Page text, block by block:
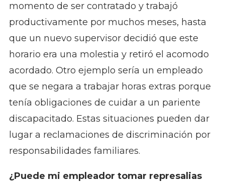
momento de ser contratado y trabajó
productivamente por muchos meses, hasta
que un nuevo supervisor decidió que este
horario era una molestia y retiró el acomodo
acordado. Otro ejemplo sería un empleado
que se negara a trabajar horas extras porque
tenía obligaciones de cuidar a un pariente
discapacitado. Estas situaciones pueden dar
lugar a reclamaciones de discriminación por
responsabilidades familiares.
¿Puede mi empleador tomar represalias